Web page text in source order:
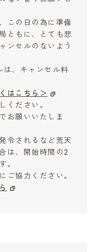
この日の為に準備
ともに、とても悲
ンセルのないよう
は、キャンセル料
はこちら＞
ください。
お願いいたしま
令されるなど荒天
は、開始時間の2
。
ご協力ください。